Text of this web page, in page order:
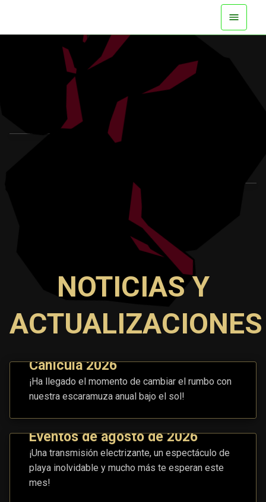
NOTICIAS Y
ACTUALIZACIONES
Canícula 2026
¡Ha llegado el momento de cambiar el rumbo con
nuestra escaramuza anual bajo el sol!
Eventos de agosto de 2026
¡Una transmisión electrizante, un espectáculo de
playa inolvidable y mucho más te esperan este
mes!